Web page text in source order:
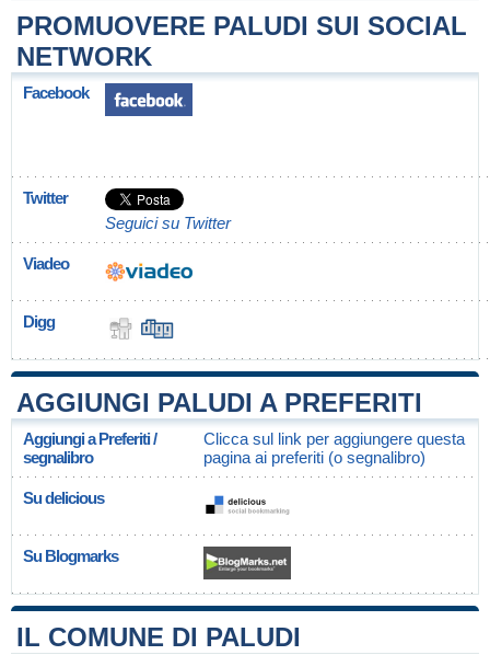
PROMUOVERE PALUDI SUI SOCIAL
NETWORK
Facebook
Twitter
Seguici su Twitter
Viadeo
Digg
AGGIUNGI PALUDI A PREFERITI
Aggiungi a Preferiti /
segnalibro
Clicca sul link per aggiungere questa
pagina ai preferiti (o segnalibro)
Su delicious
Su Blogmarks
IL COMUNE DI PALUDI